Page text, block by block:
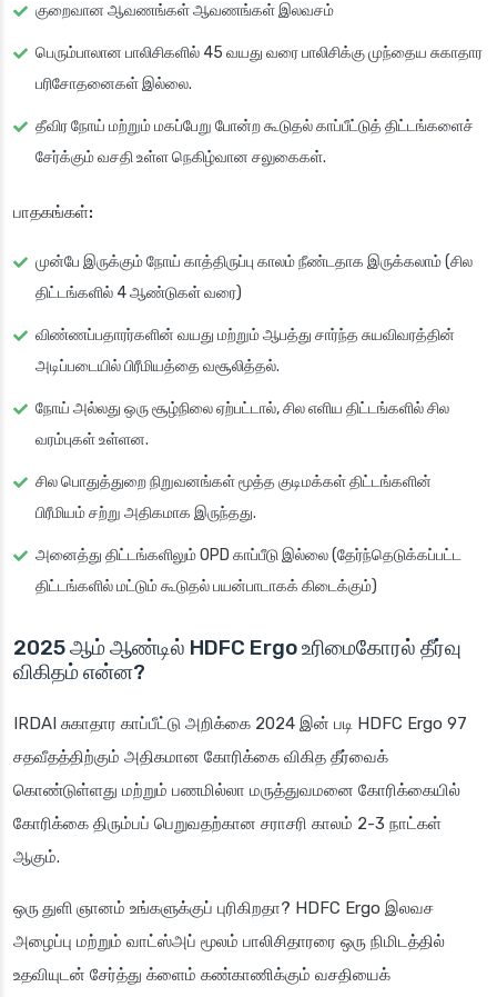
குறைவான ஆவணங்கள் ஆவணங்கள் இலவசம்
பெரும்பாலான பாலிசிகளில் 45 வயது வரை பாலிசிக்கு முந்தைய சுகாதார
பரிசோதனைகள் இல்லை.
தீவிர நோய் மற்றும் மகப்பேறு போன்ற கூடுதல் காப்பீட்டுத் திட்டங்களைச்
சேர்க்கும் வசதி உள்ள நெகிழ்வான சலுகைகள்.
பாதகங்கள்:
முன்பே இருக்கும் நோய் காத்திருப்பு காலம் நீண்டதாக இருக்கலாம் (சில
திட்டங்களில் 4 ஆண்டுகள் வரை)
விண்ணப்பதாரர்களின் வயது மற்றும் ஆபத்து சார்ந்த சுயவிவரத்தின்
அடிப்படையில் பிரீமியத்தை வசூலித்தல்.
நோய் அல்லது ஒரு சூழ்நிலை ஏற்பட்டால், சில எளிய திட்டங்களில் சில
வரம்புகள் உள்ளன.
சில பொதுத்துறை நிறுவனங்கள் மூத்த குடிமக்கள் திட்டங்களின்
பிரீமியம் சற்று அதிகமாக இருந்தது.
அனைத்து திட்டங்களிலும் OPD காப்பீடு இல்லை (தேர்ந்தெடுக்கப்பட்ட
திட்டங்களில் மட்டும் கூடுதல் பயன்பாடாகக் கிடைக்கும்)
2025 ஆம் ஆண்டில் HDFC Ergo உரிமைகோரல் தீர்வு
விகிதம் என்ன?
IRDAI சுகாதார காப்பீட்டு அறிக்கை 2024 இன் படி HDFC Ergo 97
சதவீதத்திற்கும் அதிகமான கோரிக்கை விகித தீர்வைக்
கொண்டுள்ளது மற்றும் பணமில்லா மருத்துவமனை கோரிக்கையில்
கோரிக்கை திரும்பப் பெறுவதற்கான சராசரி காலம் 2-3 நாட்கள்
ஆகும்.
ஒரு துளி ஞானம் உங்களுக்குப் புரிகிறதா? HDFC Ergo இலவச
அழைப்பு மற்றும் வாட்ஸ்அப் மூலம் பாலிசிதாரரை ஒரு நிமிடத்தில்
உதவியுடன் சேர்த்து க்ளைம் கண்காணிக்கும் வசதியைக்